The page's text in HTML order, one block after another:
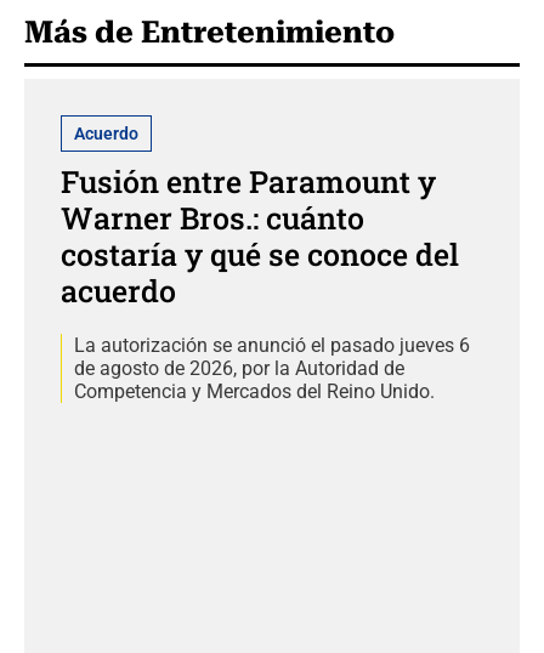
Más de Entretenimiento
Acuerdo
Fusión entre Paramount y
Warner Bros.: cuánto
costaría y qué se conoce del
acuerdo
La autorización se anunció el pasado jueves 6
de agosto de 2026, por la Autoridad de
Competencia y Mercados del Reino Unido.